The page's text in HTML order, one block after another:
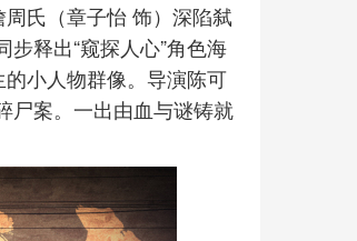
氏（章子怡 饰）深陷弑
释出“窥探人心”角色海
小人物群像。导演陈可
尸案。一出由血与谜铸就